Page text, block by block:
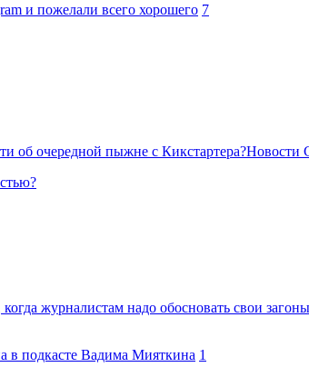
и пожелали всего хорошего 7
об очередной пыжне с
журналистам надо обосновать свои
в подкасте Вадима Мияткина 1